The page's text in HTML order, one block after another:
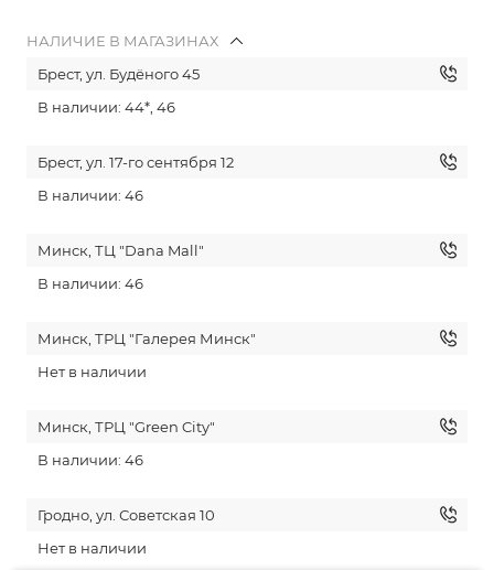
НАЛИЧИЕ В МАГАЗИНАХ
Брест, ул. Будёного 45
В наличии: 44*, 46
Брест, ул. 17-го сентября 12
В наличии: 46
Минск, ТЦ "Dana Mall"
В наличии: 46
Минск, ТРЦ "Галерея Минск"
Нет в наличии
Минск, ТРЦ "Green City"
В наличии: 46
Гродно, ул. Советская 10
Нет в наличии